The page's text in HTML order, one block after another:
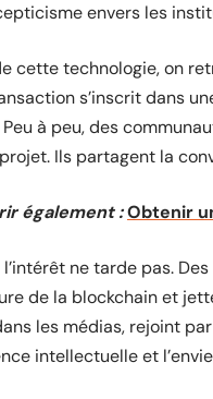
envers les
cette technologie, on
s’inscrit dans
à peu, des
Ils partagent la
également :Obtenir
l’intérêt ne tarde pas.
de la blockchain et
les médias, rejoint
intellectuelle et